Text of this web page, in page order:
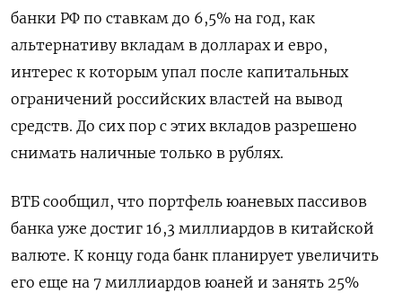
банки РФ по ставкам до 6,5% на год, как
альтернативу вкладам в долларах и евро,
интерес к которым упал после капитальных
ограничений российских властей на вывод
средств. До сих пор с этих вкладов разрешено
снимать наличные только в рублях.
ВТБ сообщил, что портфель юаневых пассивов
банка уже достиг 16,3 миллиардов в китайской
валюте. К концу года банк планирует увеличить
его еще на 7 миллиардов юаней и занять 25%